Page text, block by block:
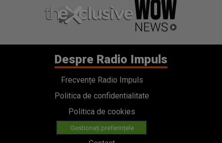
Politica de confidentialitate
Politica de cookies
Contact
Termeni si conditii
Cod deontologic
Regulamente
Categorii